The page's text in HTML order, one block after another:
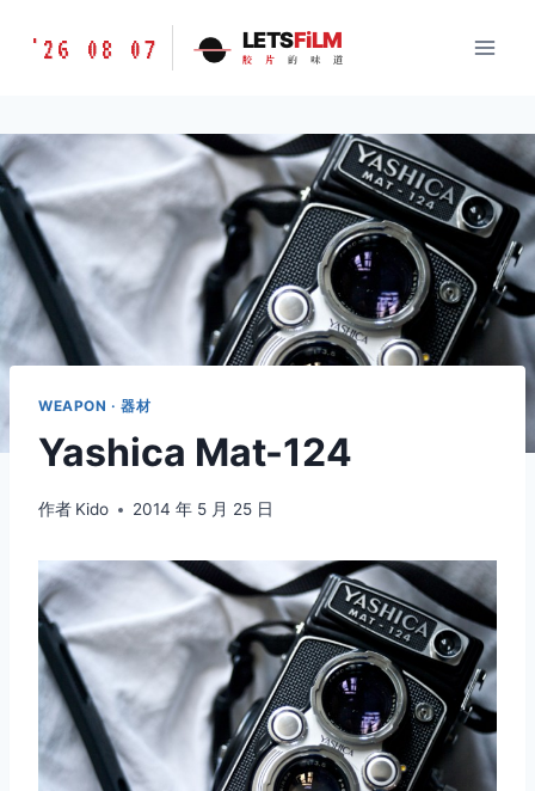
胶
味
道
LETSFILM
'26 08 07 LETSFiLM
胶 片 的 味 道
WEAPON · 器材
Yashica Mat-124
作者 Kido 2014 年 5 月 25 日